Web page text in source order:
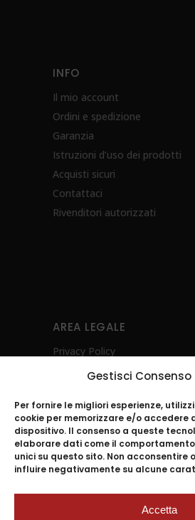
Gestisci Consenso
Per fornire le migliori esperienze,
cookie per memorizzare e/o accedere
dispositivo. Il consenso a queste
elaborare dati come il comportamento
unici su questo sito. Non acconsentire
influire negativamente su alcune
Accetta
INFO
Il mio account
Ordini e spedizione
Garanzia
Istruzioni d’uso dei prodotti
Acquisti sicuri
Contattaci
Rivenditori autorizzati
AREA LEGALE
Privacy Policy
Cookie Policy (UE)
Whistleblowing
Investimenti Sostenibili 4.0
POR CAMPANIA FESR 2021-
Ambiente e Sostenibilità